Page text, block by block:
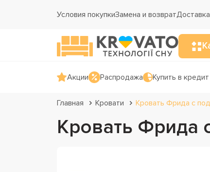
Условия покупкиЗамена и возврат
Акции Распродажа Купить в кредит
Главная Кровати Кровать Фрида с
Кровать Фрида